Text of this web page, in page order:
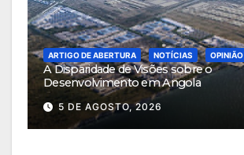
ARTIGO DE ABERTURA NOTÍCIAS OPINIÃO
A Disparidade de Visões sobre o
Desenvolvimento em Angola
5 DE AGOSTO, 2026